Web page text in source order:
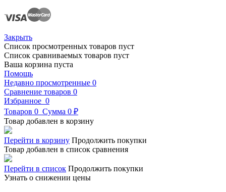
Закрыть
Список просмотренных товаров пуст
Список сравниваемых товаров пуст
Ваша корзина пуста
Помощь
Недавно просмотренные 0
Сравнение товаров 0
Избранное 0
Товаров 0 Сумма 0 ₽
Товар добавлен в корзину
Перейти в корзину Продолжить покупки
Товар добавлен в список сравнения
Перейти в список Продолжить покупки
Узнать о снижении цены